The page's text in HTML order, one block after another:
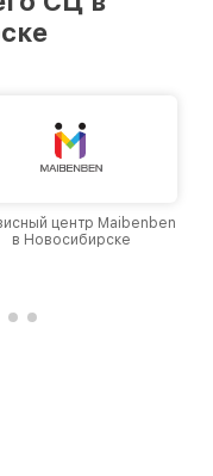
центр Maibenben
в Новосибирске